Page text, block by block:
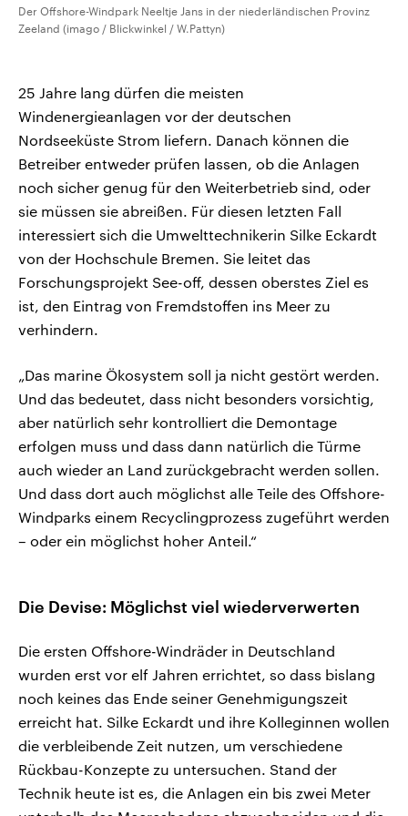
Der Offshore-Windpark Neeltje Jans in der niederländischen Provinz
Zeeland (imago / Blickwinkel / W.Pattyn)
25 Jahre lang dürfen die meisten
Windenergieanlagen vor der deutschen
Nordseeküste Strom liefern. Danach können die
Betreiber entweder prüfen lassen, ob die Anlagen
noch sicher genug für den Weiterbetrieb sind, oder
sie müssen sie abreißen. Für diesen letzten Fall
interessiert sich die Umwelttechnikerin Silke Eckardt
von der Hochschule Bremen. Sie leitet das
Forschungsprojekt See-off, dessen oberstes Ziel es
ist, den Eintrag von Fremdstoffen ins Meer zu
verhindern.
„Das marine Ökosystem soll ja nicht gestört werden.
Und das bedeutet, dass nicht besonders vorsichtig,
aber natürlich sehr kontrolliert die Demontage
erfolgen muss und dass dann natürlich die Türme
auch wieder an Land zurückgebracht werden sollen.
Und dass dort auch möglichst alle Teile des Offshore-
Windparks einem Recyclingprozess zugeführt werden
– oder ein möglichst hoher Anteil.“
Die Devise: Möglichst viel wiederverwerten
Die ersten Offshore-Windräder in Deutschland
wurden erst vor elf Jahren errichtet, so dass bislang
noch keines das Ende seiner Genehmigungszeit
erreicht hat. Silke Eckardt und ihre Kolleginnen wollen
die verbleibende Zeit nutzen, um verschiedene
Rückbau-Konzepte zu untersuchen. Stand der
Technik heute ist es, die Anlagen ein bis zwei Meter